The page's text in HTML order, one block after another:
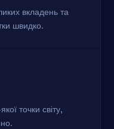
вкладень та
швидко.
точки світу,